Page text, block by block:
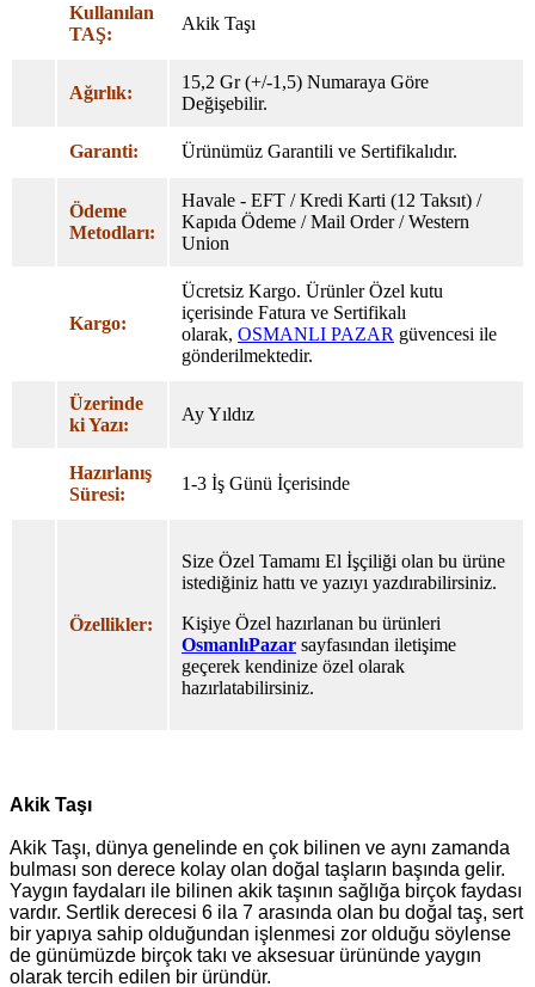
Kullanılan
TAŞ:
Akik Taşı
Ağırlık:
15,2 Gr (+/-1,5) Numaraya Göre
Değişebilir.
Garanti: Ürünümüz Garantili ve Sertifikalıdır.
Ödeme
Metodları:
Havale - EFT / Kredi Karti (12 Taksıt) /
Kapıda Ödeme / Mail Order / Western
Union
Kargo:
Ücretsiz Kargo. Ürünler Özel kutu
içerisinde Fatura ve Sertifikalı
olarak, OSMANLI PAZAR güvencesi ile
gönderilmektedir.
Üzerinde
ki Yazı:
Ay Yıldız
Hazırlanış
Süresi:
1-3 İş Günü İçerisinde
Özellikler:
Size Özel Tamamı El İşçiliği olan bu ürüne
istediğiniz hattı ve yazıyı yazdırabilirsiniz.
Kişiye Özel hazırlanan bu ürünleri
OsmanlıPazar sayfasından iletişime
geçerek kendinize özel olarak
hazırlatabilirsiniz.
Akik Taşı
Akik Taşı, dünya genelinde en çok bilinen ve aynı zamanda
bulması son derece kolay olan doğal taşların başında gelir.
Yaygın faydaları ile bilinen akik taşının sağlığa birçok faydası
vardır. Sertlik derecesi 6 ila 7 arasında olan bu doğal taş, sert
bir yapıya sahip olduğundan işlenmesi zor olduğu söylense
de günümüzde birçok takı ve aksesuar ürününde yaygın
olarak tercih edilen bir üründür.